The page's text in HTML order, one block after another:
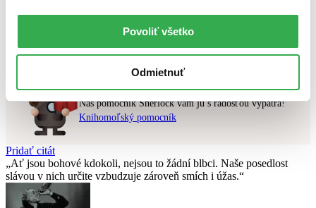
Povoliť všetko
Odmietnuť
Autor Asger Harding Granerudv zľave
vyhovujúci zadaným podmienkam.
Chcete poradiť knihu?
Náš pomocník Sherlock vám ju s radosťou vypátra!
Knihomoľský pomocník
Pridať citát
Ať jsou bohové kdokoli, nejsou to žádní blbci. Naše posedlost
slávou v nich určite vzbudzuje zároveň smích i úžas.